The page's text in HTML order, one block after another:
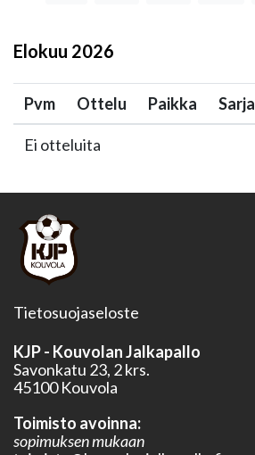
Elokuu 2026
Pvm Ottelu Paikka Sarja
Ei otteluita
Tietosuojaseloste
KJP - Kouvolan Jalkapallo
Savonkatu 23, 2 krs.
45100 Kouvola
Toimisto avoinna:
sopimuksen mukaan